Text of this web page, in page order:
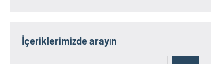
İçeriklerimizde arayın